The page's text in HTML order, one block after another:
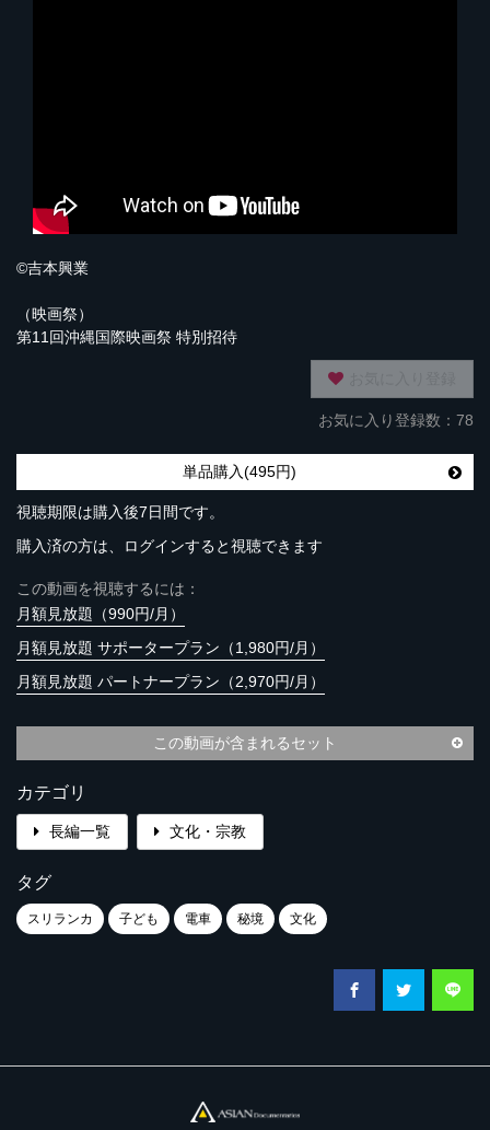
©吉本興業
（映画祭）
第11回沖縄国際映画祭 特別招待
お気に入り登録数：78
単品購入(495円)
視聴期限は購入後7日間です。
購入済の方は、ログインすると視聴できます
この動画を視聴するには：
月額見放題（990円/月）
月額見放題 サポータープラン（1,980円/月）
月額見放題 パートナープラン（2,970円/月）
この動画が含まれるセット
カテゴリ
長編一覧 文化・宗教
タグ
スリランカ 子ども 電車 秘境 文化